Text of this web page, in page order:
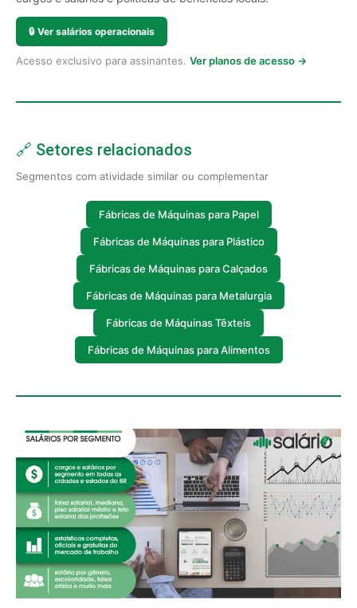
🔒 Ver salários operacionais
Acesso exclusivo para assinantes. Ver planos de acesso →
🔗 Setores relacionados
Segmentos com atividade similar ou complementar
Fábricas de Máquinas para Papel
Fábricas de Máquinas para Plástico
Fábricas de Máquinas para Calçados
Fábricas de Máquinas para Metalurgia
Fábricas de Máquinas Têxteis
Fábricas de Máquinas para Alimentos